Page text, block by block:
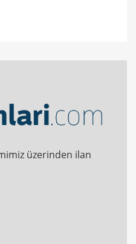
üzerinden ilan